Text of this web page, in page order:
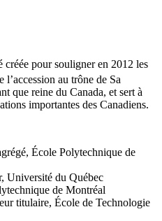
pour souligner en 2012 les
l’accession au trône de Sa
que reine du Canada, et sert à
importantes des Canadiens.
École Polytechnique de
Université du Québec
de Montréal
titulaire, École de Technologie